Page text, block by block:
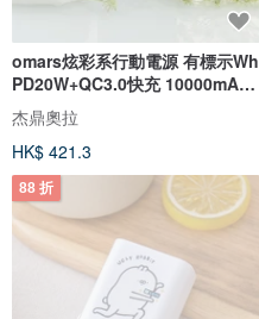
omars炫彩系行動電源 有標示Wh
PD20W+QC3.0快充 10000mAh-
雪花白
杰鼎奧拉
HK$ 421.3
88 折